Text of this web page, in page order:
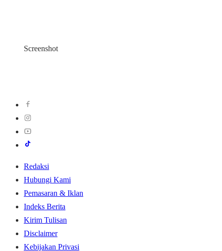
Screenshot
Redaksi
Hubungi Kami
Pemasaran & Iklan
Indeks Berita
Kirim Tulisan
Disclaimer
Kebijakan Privasi